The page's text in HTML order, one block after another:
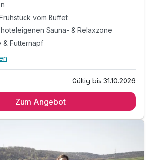
vom Buffet
Sauna- & Relaxzone
& Futternapf
vom Buffet
Ihren Hund
Gültig bis 31.10.2026
Zum Angebot